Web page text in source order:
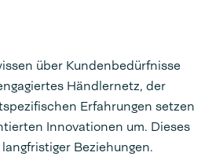
über Kundenbedürfnisse
Händlernetz, der
Erfahrungen setzen
Innovationen um. Dieses
Beziehungen.